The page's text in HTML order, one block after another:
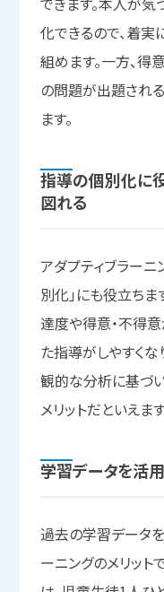
化できるので、着
組めます。一方、得
の問題が出題され
ます。
指導の個別化に
図れる
アダプティブラーニ
別化」にも役立ち
達度や得意・不得
た指導がしやすくな
観的な分析に基づ
メリットだといえます
学習データを活
過去の学習データ
ーニングのメリット